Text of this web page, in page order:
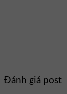
Đánh giá post